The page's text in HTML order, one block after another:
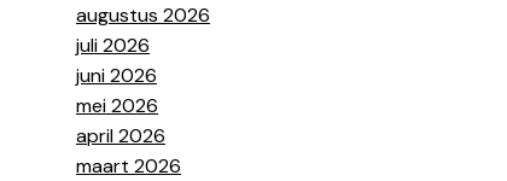
augustus 2026
juli 2026
juni 2026
mei 2026
april 2026
maart 2026